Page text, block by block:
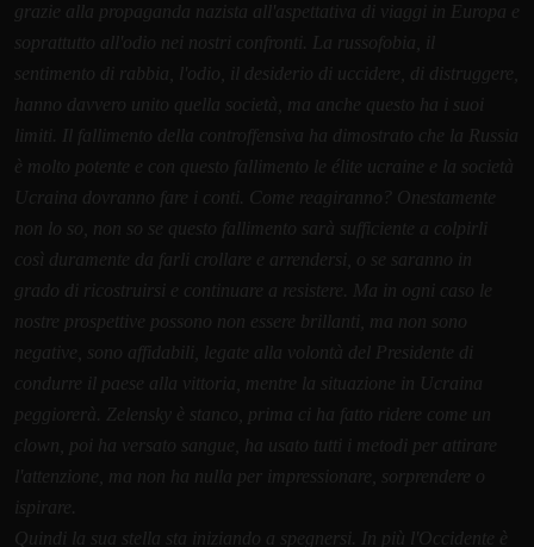
grazie alla propaganda nazista all'aspettativa di viaggi in Europa e
soprattutto all'odio nei nostri confronti. La russofobia, il
sentimento di rabbia, l'odio, il desiderio di uccidere, di distruggere,
hanno davvero unito quella società, ma anche questo ha i suoi
limiti. Il fallimento della controffensiva ha dimostrato che la Russia
è molto potente e con questo fallimento le élite ucraine e la società
Ucraina dovranno fare i conti. Come reagiranno? Onestamente
non lo so, non so se questo fallimento sarà sufficiente a colpirli
così duramente da farli crollare e arrendersi, o se saranno in
grado di ricostruirsi e continuare a resistere. Ma in ogni caso le
nostre prospettive possono non essere brillanti, ma non sono
negative, sono affidabili, legate alla volontà del Presidente di
condurre il paese alla vittoria, mentre la situazione in Ucraina
peggiorerà. Zelensky è stanco, prima ci ha fatto ridere come un
clown, poi ha versato sangue, ha usato tutti i metodi per attirare
l'attenzione, ma non ha nulla per impressionare, sorprendere o
ispirare.
Quindi la sua stella sta iniziando a spegnersi. In più l'Occidente è